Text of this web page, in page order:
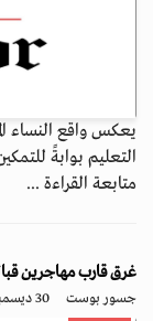
يعكس واقع النساء
التعليم بوابةً
متابعة القراءة ...
غرق قارب مهاجرين
جسور بوست 30 ديسمبر 2025 - 21:04